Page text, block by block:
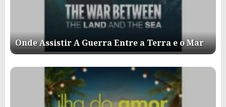
Onde Assistir A Guerra Entre a Terra e o Mar